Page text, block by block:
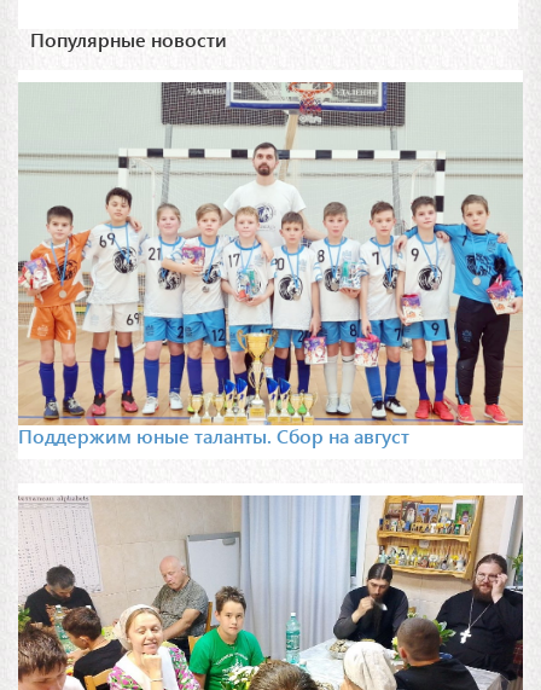
Популярные новости
Поддержим юные таланты. Сбор на август